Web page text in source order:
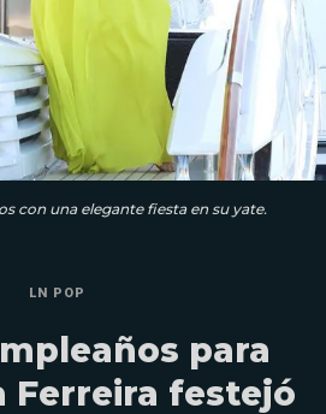
con una elegante fiesta en su yate.
LN POP
para
Ferreira festejó